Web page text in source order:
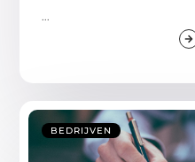
BEDRIJVEN